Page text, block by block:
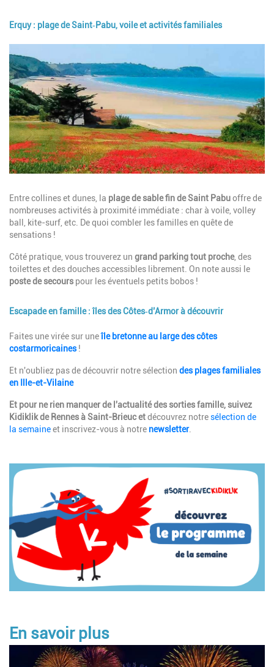
Erquy : plage de Saint‑Pabu, voile et activités familiales
Description
Entre collines et dunes, la plage de sable fin de Saint Pabuoffre de
nombreuses activités à proximité immédiate : char à voile, volley
ball, kite-surf, etc. De quoi combler les familles en quête de
sensations !
Côté pratique, vous trouverez un grand parking tout proche, des
toilettes et des douches accessibles librement. On note aussi le
poste de secours pour les éventuels petits bobos !
Escapade en famille : îles des Côtes‑d’Armor à découvrir
Description
Faites une virée sur uneîle bretonne au large des côtes
costarmoricaines!
Et n'oubliez pas de découvrir notre sélection des plages familiales
en Ille-et-Vilaine
Et pour ne rien manquer de l'actualité des sorties famille, suivez
Kidiklik de Rennes à Saint-Brieuc etdécouvrez notresélection de
la semaineet inscrivez-vous à notre newsletter.
Image
En savoir plus